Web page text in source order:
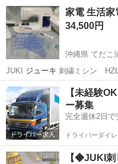
北海道 札幌市 東区役所
家電 生活家
34,500円
沖縄県 てだこ
JUKI ジューキ
沖縄 中頭郡 てだこ浦
【未経験
ー募集
完全週休2日で
ドライバーダイレ
【◆JUKI